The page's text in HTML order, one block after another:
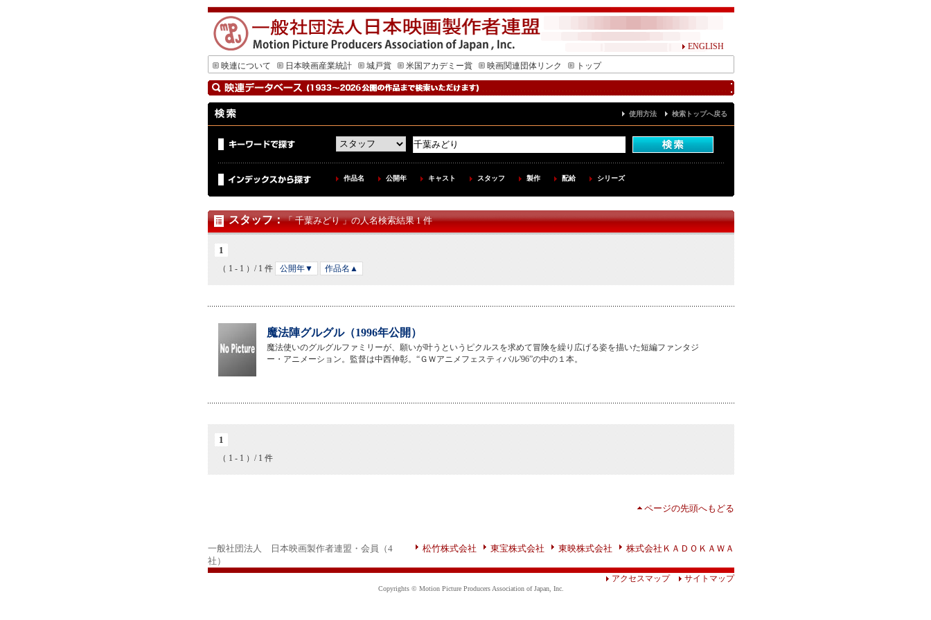
ENGLISH
映連について
日本映画産業統計 城戸賞 米国アカデミー賞 映画関連団体リンク トップ
使用方法 検索トップへ戻る
作品名 公開年 キャスト スタッフ 製作 配給 シリーズ
スタッフ：「 千葉みどり 」の人名検索結果 1 件
1
（ 1 - 1 ）/ 1 件 公開年▼ 作品名▲
魔法陣グルグル（1996年公開）
魔法使いのグルグルファミリーが、願いが叶うというピクルスを求めて冒険を繰り広げる姿を描いた短編ファンタジ
ー・アニメーション。監督は中西伸彰。“ＧＷアニメフェスティバル'96”の中の１本。
1
（ 1 - 1 ）/ 1 件
ページの先頭へもどる
一般社団法人 日本映画製作者連盟・会員（4
社）
松竹株式会社 東宝株式会社 東映株式会社 株式会社ＫＡＤＯＫＡＷＡ
アクセスマップ サイトマップ
Copyrights © Motion Picture Producers Association of Japan, Inc.